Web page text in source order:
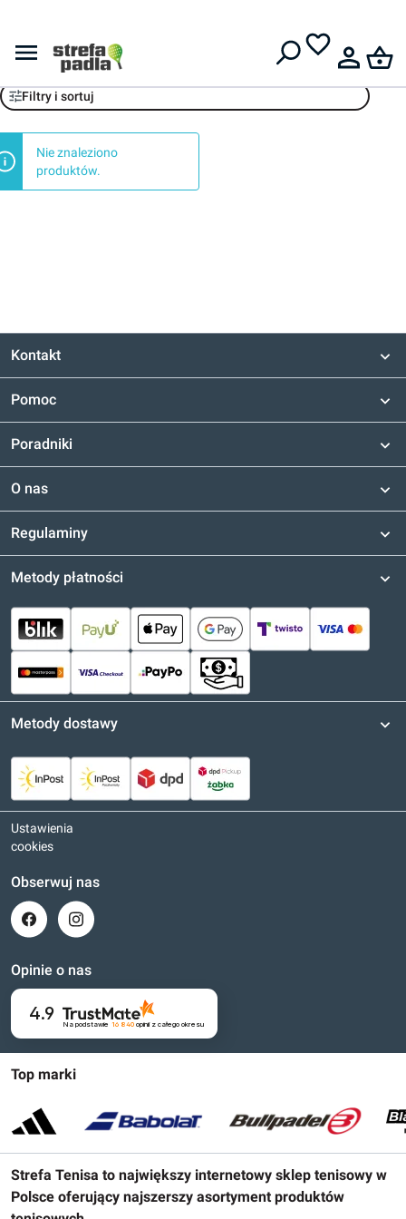
Starvie
Filtry i sortuj
Nie znaleziono
produktów.
Kontakt
Pomoc
Poradniki
O nas
Regulaminy
Top marki
Strefa Tenisa to największy internetowy sklep tenisowy w
Polsce oferujący najszerszy asortyment produktów
Metody płatności
Metody dostawy
Ustawienia
cookies
Obserwuj nas
Opinie o nas
4.9
Na podstawie 16 840opinii z całego okresu